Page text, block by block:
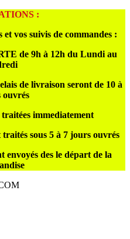
:
vos suivis de commandes :
de 9h à 12h du Lundi au
de livraison seront de 10 à
ouvrés
immediatement
sous 5 à 7 jours ouvrés
envoyés des le départ de la